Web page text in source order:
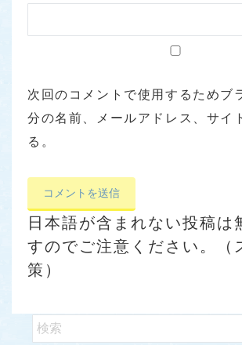
次回のコメントで使用するためブ
分の名前、メールアドレス、サイ
る。
日本語が含まれない投稿は
すのでご注意ください。（
策）